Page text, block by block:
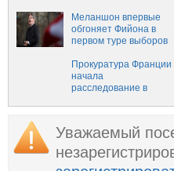
Меланшон впервые
обгоняет Фийона в
первом туре выборов
Прокуратура Франции
начала
расследование в
Уважаемый